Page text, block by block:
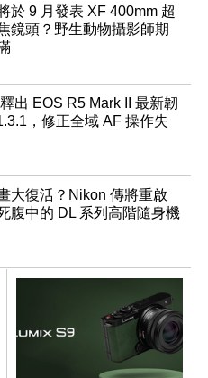
於 9 月發表 XF 400mm 超
鏡頭？野生動物攝影師期
出 EOS R5 Mark II 最新韌
，修正全域 AF 操作失
大復活？Nikon 傳將重啟
腹中的 DL 系列高階隨身機